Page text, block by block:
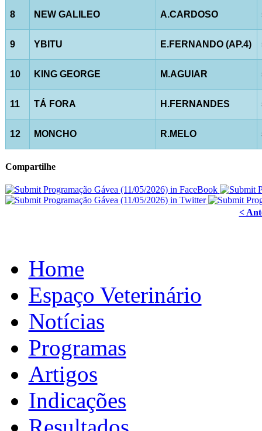
8 NEW GALILEO A.CARDOSO
9 YBITU E.FERNANDO (AP.4)
10 KING GEORGE M.AGUIAR
11 TÁ FORA H.FERNANDES
12 MONCHO R.MELO
Compartilhe
<
Home
Espaço Veterinário
Notícias
Programas
Artigos
Indicações